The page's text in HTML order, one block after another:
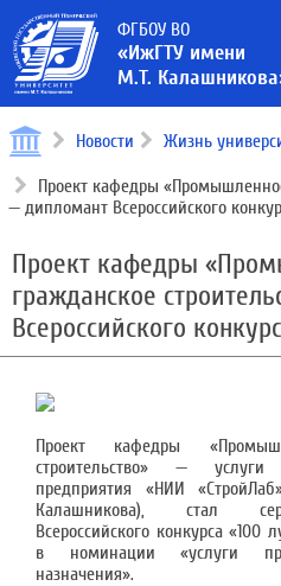
ФГБОУ ВО
«ИжГТУ имени
М.Т.
Новости Жизнь
Проект кафедры
— дипломант Всероссийского
Проект кафедры
гражданское
Всероссийского
Проект кафедры
строительство» — услуги
предприятия «НИИ
Калашникова), стал
Всероссийского конкурса «100
в номинации «услуги
назначения».